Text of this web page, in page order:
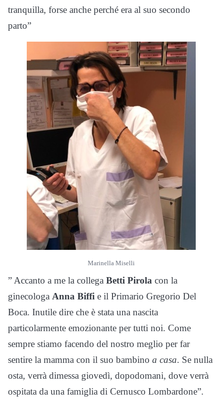
tranquilla, forse anche perché era al suo secondo
parto”
Marinella Miselli
” Accanto a me la collega Betti Pirola con la
ginecologa Anna Biffi e il Primario Gregorio Del
Boca. Inutile dire che è stata una nascita
particolarmente emozionante per tutti noi. Come
sempre stiamo facendo del nostro meglio per far
sentire la mamma con il suo bambino a casa. Se nulla
osta, verrà dimessa giovedì, dopodomani, dove verrà
ospitata da una famiglia di Cernusco Lombardone”.